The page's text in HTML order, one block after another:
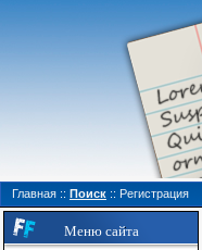
Главная :: Поиск :: Регистрация
Меню сайта